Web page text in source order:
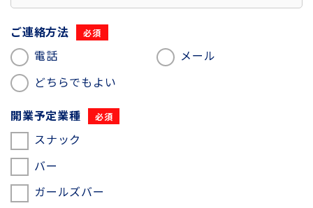
ご連絡方法
電話
メール
どちらでもよい
開業予定業種
スナック
バー
ガールズバー